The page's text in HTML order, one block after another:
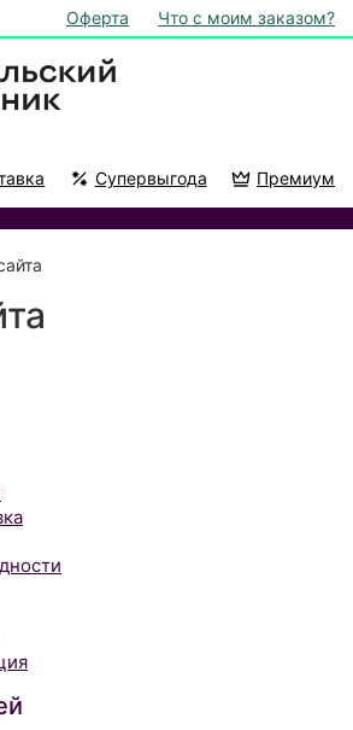
Оферта Что с моим заказом?
Супервыгода Премиум